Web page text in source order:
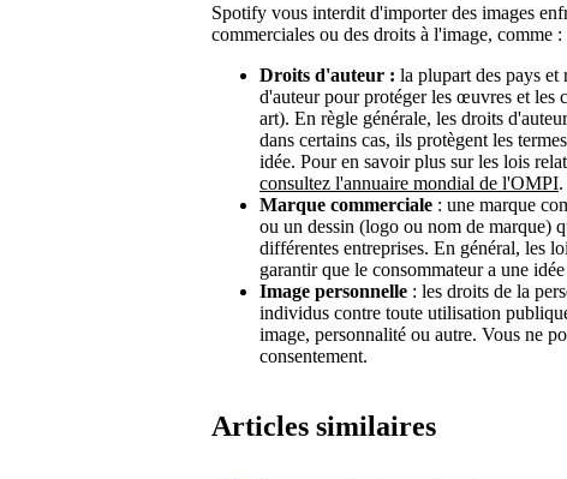
Spotify vous interdit d'importer des images
commerciales ou des droits à l'image, comme :
Droits d'auteur : la plupart des pays
d'auteur pour protéger les œuvres et les
art). En règle générale, les droits
dans certains cas, ils protègent les
idée. Pour en savoir plus sur les lois
consultez l'annuaire mondial de l'OMPI.
Marque commerciale : une marque
ou un dessin (logo ou nom de marque)
différentes entreprises. En général, les
garantir que le consommateur a une
Image personnelle : les droits de la
individus contre toute utilisation
image, personnalité ou autre. Vous ne
consentement.
Articles similaires